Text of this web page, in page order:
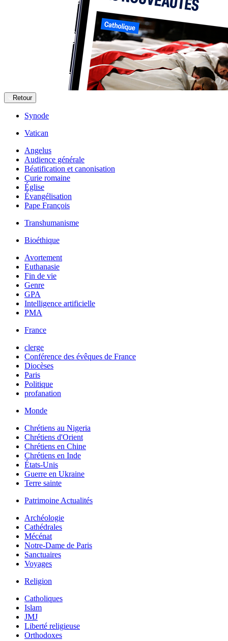
Retour
Synode
Vatican
Angelus
Audience générale
Béatification et canonisation
Curie romaine
Église
Évangélisation
Pape François
Transhumanisme
Bioéthique
Avortement
Euthanasie
Fin de vie
Genre
GPA
Intelligence artificielle
PMA
France
clerge
Conférence des évêques de France
Diocèses
Paris
Politique
profanation
Monde
Chrétiens au Nigeria
Chrétiens d'Orient
Chrétiens en Chine
Chrétiens en Inde
États-Unis
Guerre en Ukraine
Terre sainte
Patrimoine Actualités
Archéologie
Cathédrales
Mécénat
Notre-Dame de Paris
Sanctuaires
Voyages
Religion
Catholiques
Islam
JMJ
Liberté religieuse
Orthodoxes